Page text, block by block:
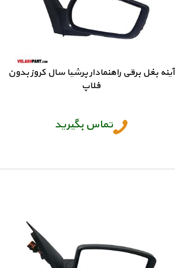
آینه بغل برقی راهنمادار پرشیا سال کروز بدون
فلاپ
تماس بگیرید